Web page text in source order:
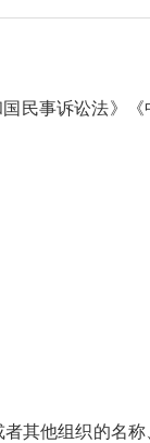
民事诉讼法》《
其他组织的名称